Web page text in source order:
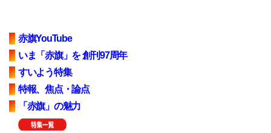
赤旗YouTube
いま「赤旗」を 創刊97周年
すいよう特集
特報、焦点・論点
「赤旗」の魅力